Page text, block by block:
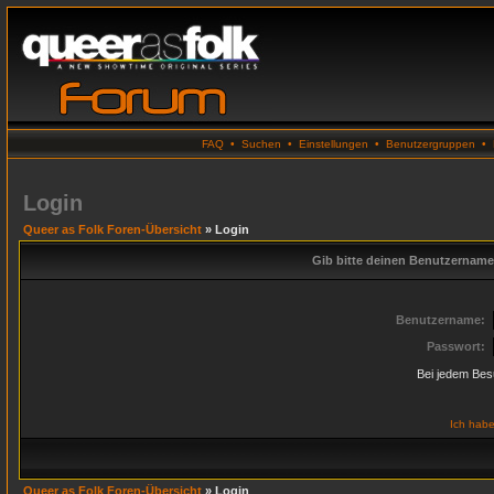
FAQ • Suchen • Einstellungen • Benutzergruppen •
Login
Queer as Folk Foren-Übersicht » Login
Gib bitte deinen
Benutzername:
Passwort:
Bei jedem
Ich
Queer as Folk Foren-Übersicht » Login